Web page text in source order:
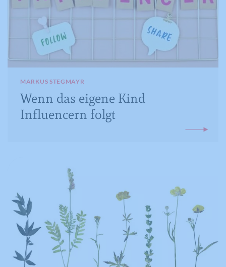
MARKUS STEGMAYR
Wenn das eigene Kind
Influencern folgt